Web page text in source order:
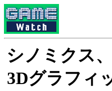
シノミクス
3Dグラフィ